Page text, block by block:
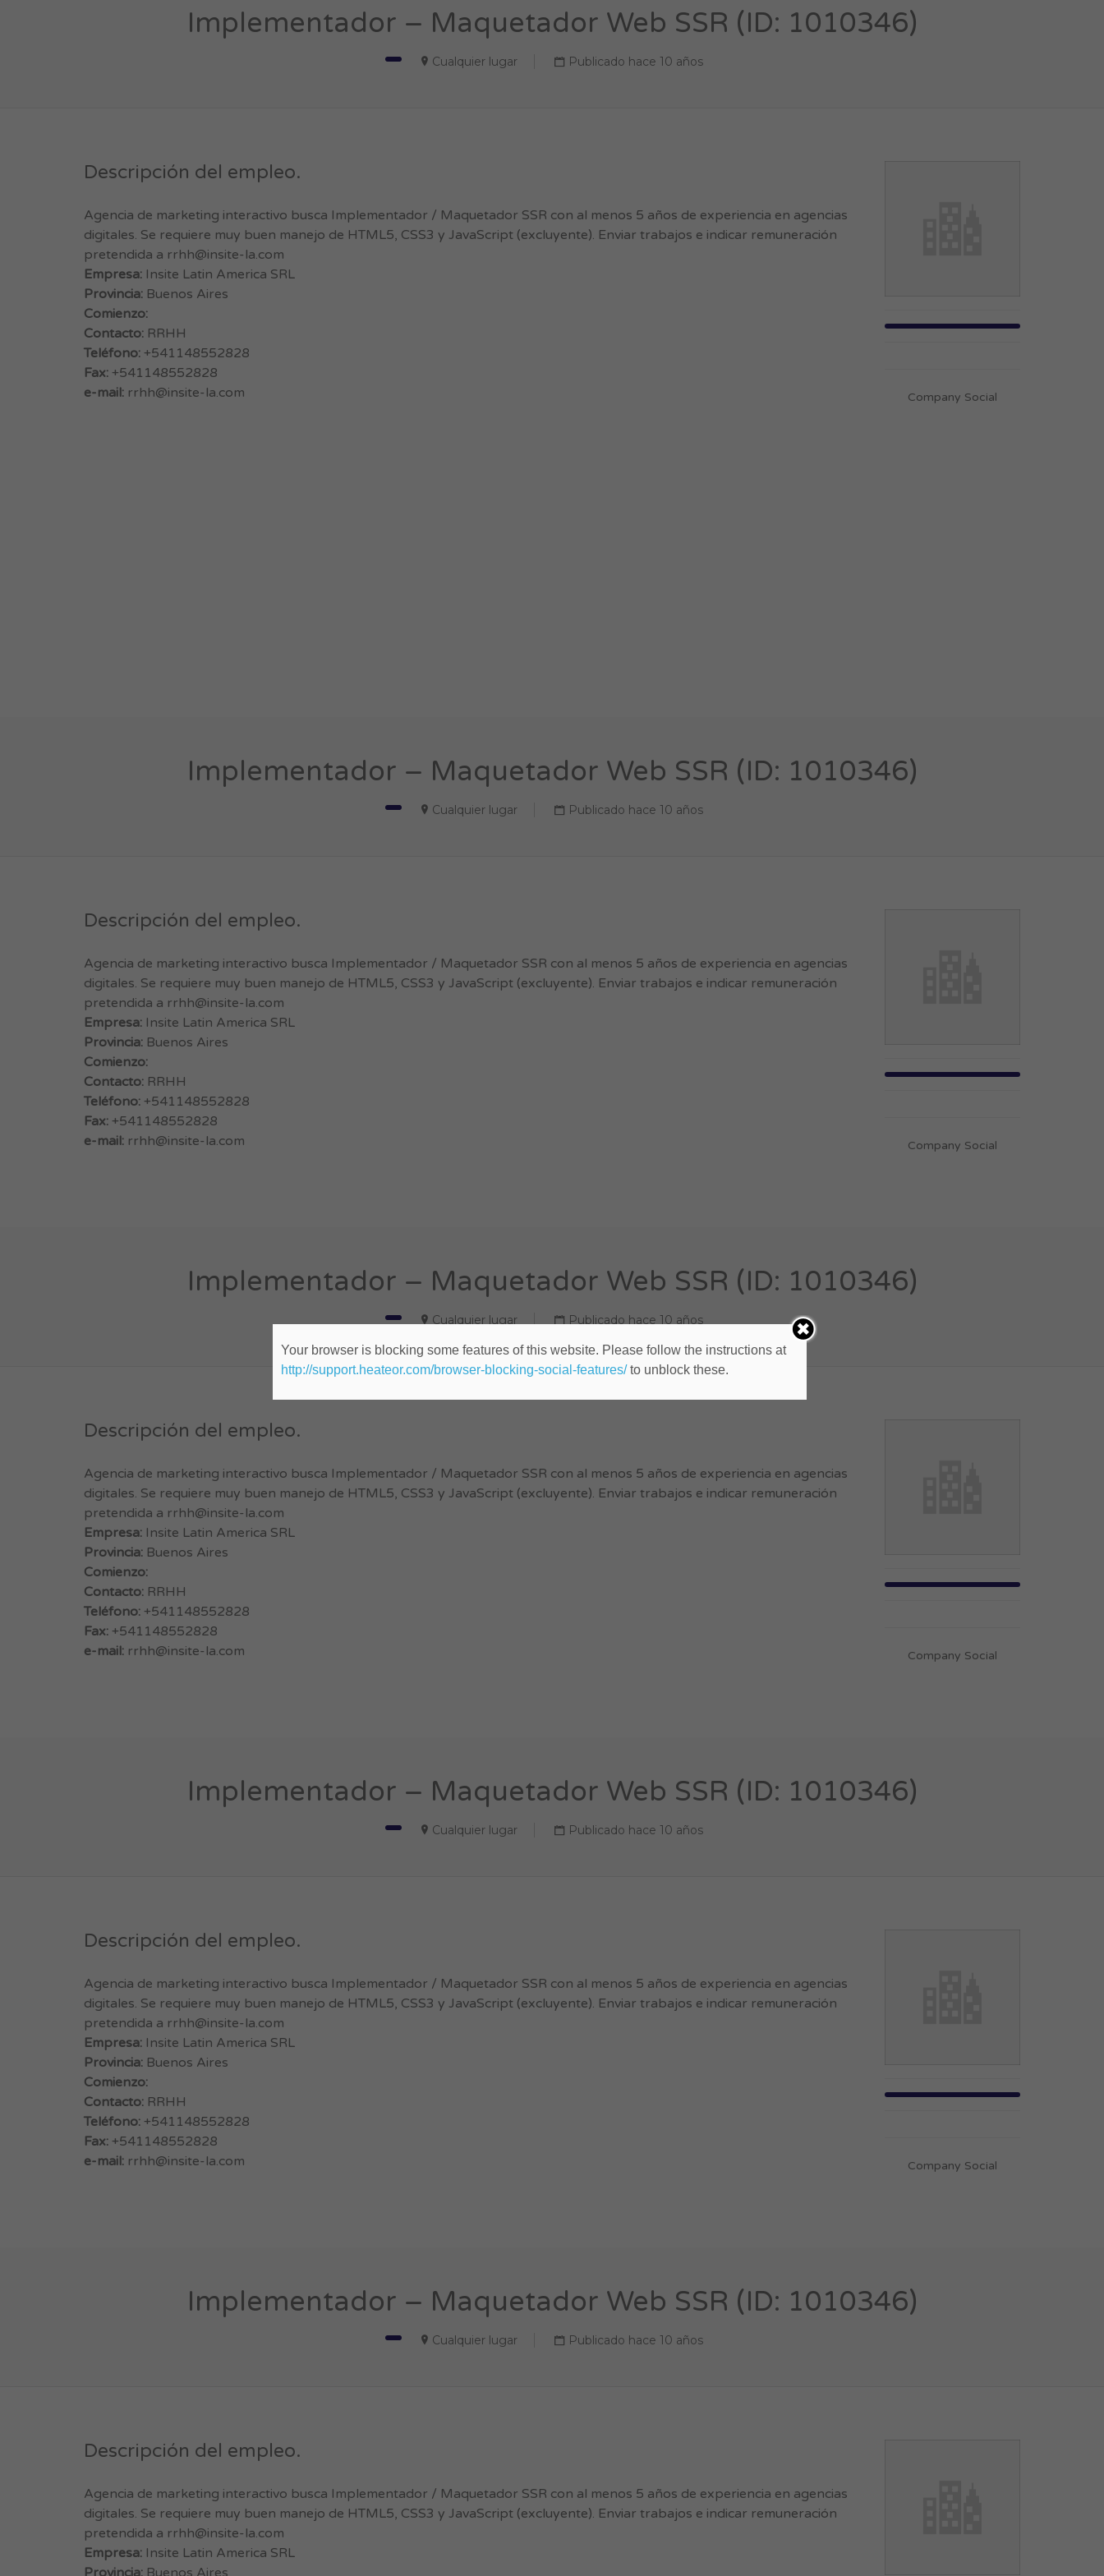
Implementador – Maquetador Web SSR (ID: 1010346)
Cualquier lugar Publicado hace 10 años
Descripción del empleo.
Agencia de marketing interactivo busca Implementador / Maquetador SSR con al menos 5 años de experiencia en agencias
digitales. Se requiere muy buen manejo de HTML5, CSS3 y JavaScript (excluyente). Enviar trabajos e indicar remuneración
pretendida a rrhh@insite-la.com
Empresa: Insite Latin America SRL
Provincia: Buenos Aires
Comienzo:
Contacto: RRHH
Teléfono: +541148552828
Fax: +541148552828
e-mail: rrhh@insite-la.com Company Social
Implementador – Maquetador Web SSR (ID: 1010346)
Cualquier lugar Publicado hace 10 años
Descripción del empleo.
Agencia de marketing interactivo busca Implementador / Maquetador SSR con al menos 5 años de experiencia en agencias
digitales. Se requiere muy buen manejo de HTML5, CSS3 y JavaScript (excluyente). Enviar trabajos e indicar remuneración
pretendida a rrhh@insite-la.com
Empresa: Insite Latin America SRL
Provincia: Buenos Aires
Comienzo:
Contacto: RRHH
Teléfono: +541148552828
Fax: +541148552828
e-mail: rrhh@insite-la.com Company Social
Implementador – Maquetador Web SSR (ID: 1010346)
Cualquier lugar Publicado hace 10 años
Descripción del empleo.
Agencia de marketing interactivo busca Implementador / Maquetador SSR con al menos 5 años de experiencia en agencias
digitales. Se requiere muy buen manejo de HTML5, CSS3 y JavaScript (excluyente). Enviar trabajos e indicar remuneración
pretendida a rrhh@insite-la.com
Empresa: Insite Latin America SRL
Provincia: Buenos Aires
Comienzo:
Contacto: RRHH
Teléfono: +541148552828
Fax: +541148552828
e-mail: rrhh@insite-la.com Company Social
Implementador – Maquetador Web SSR (ID: 1010346)
Cualquier lugar Publicado hace 10 años
Descripción del empleo.
Agencia de marketing interactivo busca Implementador / Maquetador SSR con al menos 5 años de experiencia en agencias
digitales. Se requiere muy buen manejo de HTML5, CSS3 y JavaScript (excluyente). Enviar trabajos e indicar remuneración
pretendida a rrhh@insite-la.com
Empresa: Insite Latin America SRL
Provincia: Buenos Aires
Comienzo:
Contacto: RRHH
Teléfono: +541148552828
Fax: +541148552828
e-mail: rrhh@insite-la.com Company Social
Implementador – Maquetador Web SSR (ID: 1010346)
Cualquier lugar Publicado hace 10 años
Descripción del empleo.
Agencia de marketing interactivo busca Implementador / Maquetador SSR con al menos 5 años de experiencia en agencias
digitales. Se requiere muy buen manejo de HTML5, CSS3 y JavaScript (excluyente). Enviar trabajos e indicar remuneración
pretendida a rrhh@insite-la.com
Empresa: Insite Latin America SRL
Provincia: Buenos Aires
Your browser is blocking some features of this website. Please follow the instructions at
http://support.heateor.com/browser-blocking-social-features/to unblock these.